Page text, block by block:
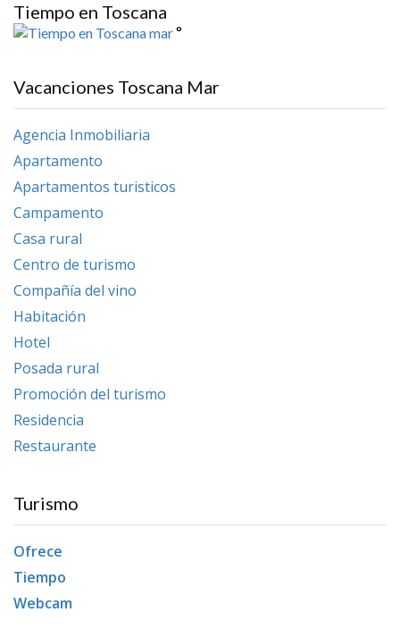
Tiempo en Toscana
°
Vacanciones Toscana Mar
Agencia Inmobiliaria
Apartamento
Apartamentos turisticos
Campamento
Casa rural
Centro de turismo
Compañía del vino
Habitación
Hotel
Posada rural
Promoción del turismo
Residencia
Restaurante
Turismo
Ofrece
Tiempo
Webcam